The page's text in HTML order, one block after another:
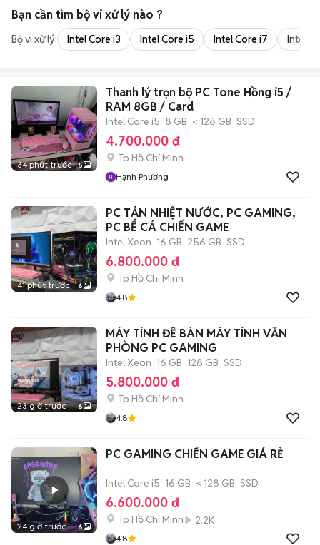
Bạn cần tìm bộ vi xử lý nào ?
Bộ vi xử lý: Intel Core i3 Intel Core i5 Intel Core i7 Intel
34 phút trước 5
Thanh lý trọn bộ PC Tone Hồng i5 /
RAM 8GB / Card
Intel Core i5 8 GB < 128 GB SSD
4.700.000 đ
Tp Hồ Chí Minh
Hạnh Phương
41 phút trước 6
PC TẢN NHIỆT NƯỚC, PC GAMING,
PC BỂ CÁ CHIẾN GAME
Intel Xeon 16 GB 256 GB SSD
6.800.000 đ
Tp Hồ Chí Minh
4.8
23 giờ trước 6
MÁY TÍNH ĐỂ BÀN MÁY TÍNH VĂN
PHÒNG PC GAMING
Intel Xeon 16 GB 128 GB SSD
5.800.000 đ
Tp Hồ Chí Minh
4.8
24 giờ trước 6
PC GAMING CHIẾN GAME GIÁ RẺ
Intel Core i5 16 GB < 128 GB SSD
6.600.000 đ
Tp Hồ Chí Minh 2.2K
4.8